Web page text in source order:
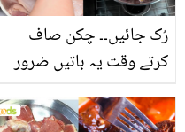
رُک جائیں۔۔ چکن صاف
کرتے وقت یہ باتیں ضرور
یاد رکھیں